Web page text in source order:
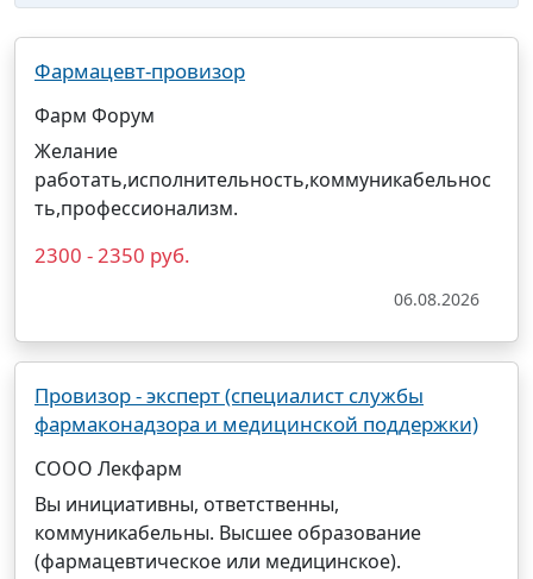
Фармацевт-провизор
Фарм Форум
Желание
работать,исполнительность,коммуникабельнос
ть,профессионализм.
2300 - 2350 руб.
06.08.2026
Провизор - эксперт (специалист службы
фармаконадзора и медицинской поддержки)
COOO Лекфарм
Вы инициативны, ответственны,
коммуникабельны. Высшее образование
(фармацевтическое или медицинское).